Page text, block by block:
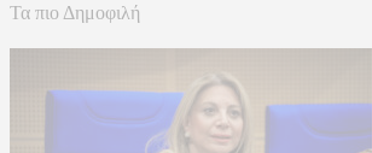
Τα πιο Δημοφιλή